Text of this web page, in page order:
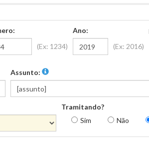
(Ex: 1234)
Ano:
(Ex: 2016)
Assunto:
Tramitando?
Sim
Não